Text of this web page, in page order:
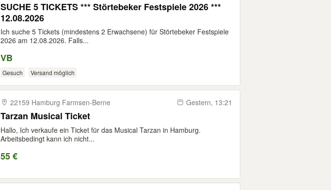
SUCHE 5 TICKETS *** Störtebeker Festspiele 2026 ***
12.08.2026
Ich suche 5 Tickets (mindestens 2 Erwachsene) für Störtebeker Festspiele
2026 am 12.08.2026. Falls...
VB
Gesuch Versand möglich
22159 Hamburg Farmsen-​Berne Gestern, 13:21
Tarzan Musical Ticket
Hallo, Ich verkaufe ein Ticket für das Musical Tarzan in Hamburg.
Arbeitsbedingt kann ich nicht...
55 €